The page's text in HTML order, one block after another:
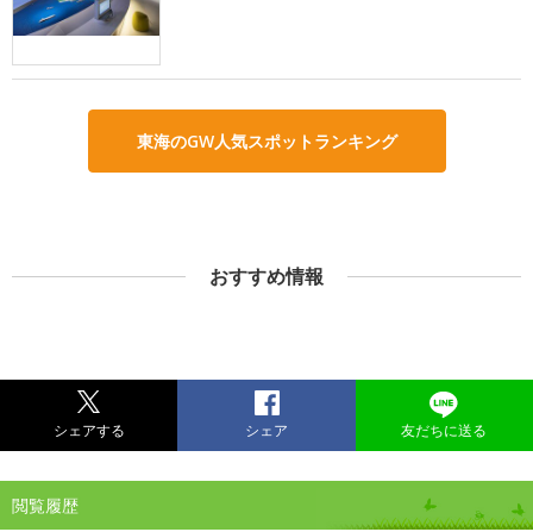
東海のGW人気スポットランキング
おすすめ情報
シェアする シェア 友だちに送る
閲覧履歴